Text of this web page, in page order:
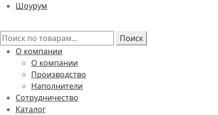
Шоурум
Искать:
Поиск
О компании
О компании
Производство
Наполнители
Сотрудничество
Каталог